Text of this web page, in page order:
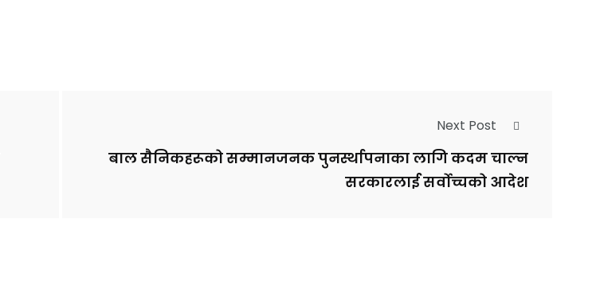
Next Post
बाल सैनिकहरूको सम्मानजनक पुनर्स्थापनाका लागि कदम चाल्न
सरकारलाई सर्वोच्चको आदेश